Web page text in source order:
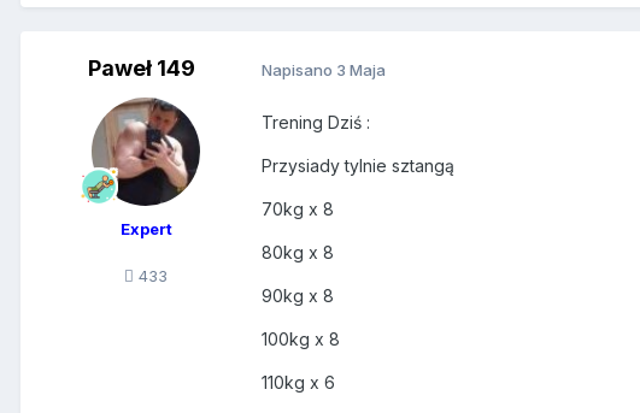
Paweł 149
Expert
433
Napisano 3 Maja
Trening Dziś :
Przysiady tylnie sztangą
70kg x 8
80kg x 8
90kg x 8
100kg x 8
110kg x 6